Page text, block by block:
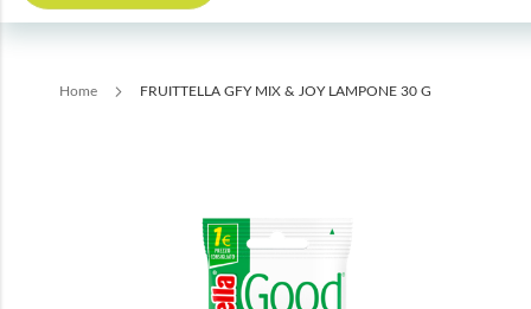
Home FRUITTELLA GFY MIX & JOY LAMPONE 30 G